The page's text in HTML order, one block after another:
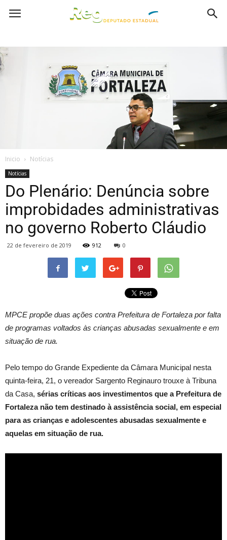
Inicio Notícias
Notícias
Do Plenário: Denúncia sobre
improbidades administrativas
no governo Roberto Cláudio
22 de fevereiro de 2019 912 0
MPCE propõe duas ações contra Prefeitura de Fortaleza por falta
de programas voltados às crianças abusadas sexualmente e em
situação de rua.
Pelo tempo do Grande Expediente da Câmara Municipal nesta
quinta-feira, 21, o vereador Sargento Reginauro trouxe à Tribuna
da Casa, sérias críticas aos investimentos que a Prefeitura de
Fortaleza não tem destinado à assistência social, em especial
para as crianças e adolescentes abusadas sexualmente e
aquelas em situação de rua.